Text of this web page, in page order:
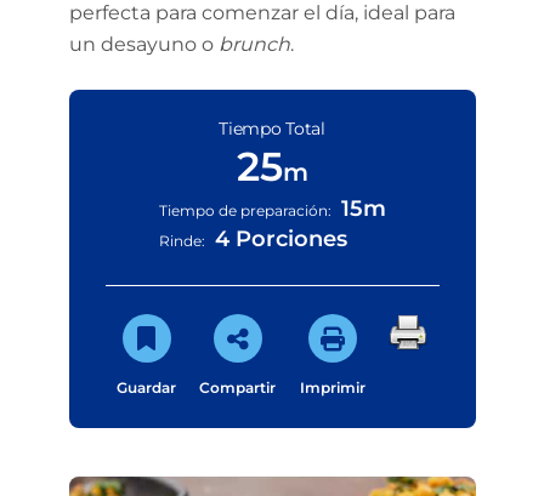
perfecta para comenzar el día, ideal para
un desayuno o brunch.
Tiempo Total
25m
Tiempo de preparación: 15m
Rinde: 4 Porciones
Guardar Compartir Imprimir